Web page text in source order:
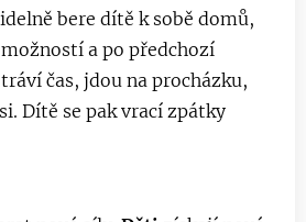
bere dítě k sobě domů,
a po předchozí
čas, jdou na procházku,
Dítě se pak vrací zpátky